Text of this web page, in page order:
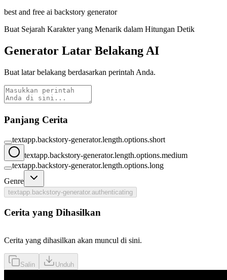
best and free ai backstory generator
Buat Sejarah Karakter yang Menarik dalam Hitungan Detik
Generator Latar Belakang AI
Buat latar belakang berdasarkan perintah Anda.
Panjang Cerita
textapp.backstory-generator.length.options.short
textapp.backstory-generator.length.options.medium
textapp.backstory-generator.length.options.long
Genre
textapp.backstory-generator.authenticating
Cerita yang Dihasilkan
Cerita yang dihasilkan akan muncul di sini.
Salin Unduh